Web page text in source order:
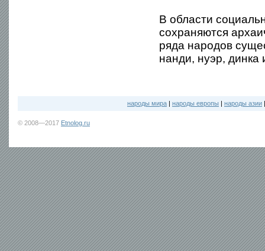
В области
сохраняются
ряда народов
нанди, нуэр, динка
народы мира | народы европы | народы азии
© 2008—2017 Etnolog.ru